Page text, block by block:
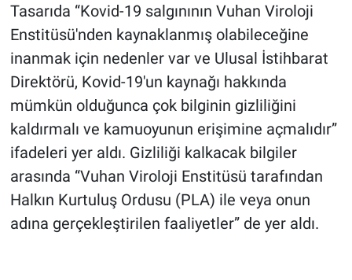
Tasarıda “Kovid-19 salgınının Vuhan Viroloji
Enstitüsü'nden kaynaklanmış olabileceğine
inanmak için nedenler var ve Ulusal İstihbarat
Direktörü, Kovid-19'un kaynağı hakkında
mümkün olduğunca çok bilginin gizliliğini
kaldırmalı ve kamuoyunun erişimine açmalıdır”
ifadeleri yer aldı. Gizliliği kalkacak bilgiler
arasında “Vuhan Viroloji Enstitüsü tarafından
Halkın Kurtuluş Ordusu (PLA) ile veya onun
adına gerçekleştirilen faaliyetler” de yer aldı.